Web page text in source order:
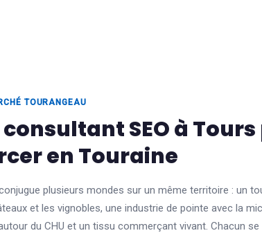
TOURANGEAU
consultant SEO à
en Touraine
plusieurs mondes sur un même territoire : un
et les vignobles, une industrie de pointe avec la
du CHU et un tissu commerçant vivant. Chacun